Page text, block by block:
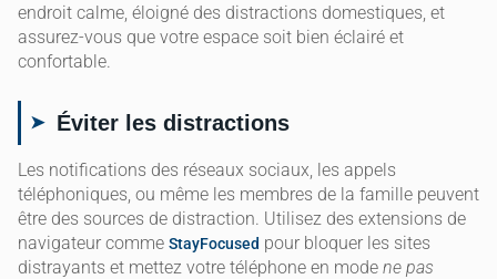
endroit calme, éloigné des distractions domestiques, et
assurez-vous que votre espace soit bien éclairé et
confortable.
Éviter les distractions
Les notifications des réseaux sociaux, les appels
téléphoniques, ou même les membres de la famille peuvent
être des sources de distraction. Utilisez des extensions de
navigateur comme StayFocused pour bloquer les sites
distrayants et mettez votre téléphone en mode ne pas